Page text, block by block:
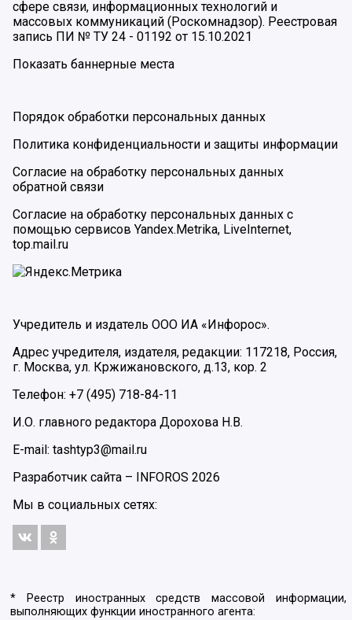
сфере связи, информационных технологий и
массовых коммуникаций (Роскомнадзор). Реестровая
запись ПИ № ТУ 24 - 01192 от 15.10.2021
Показать баннерные места
Порядок обработки персональных данных
Политика конфиденциальности и защиты информации
Согласие на обработку персональных данных
обратной связи
Согласие на обработку персональных данных с
помощью сервисов Yandex.Metrika, LiveInternet,
top.mail.ru
Учредитель и издатель ООО ИА «Инфорос».
Адрес учредителя, издателя, редакции: 117218, Россия,
г. Москва, ул. Кржижановского, д.13, кор. 2
Телефон: +7 (495) 718-84-11
И.О. главного редактора Дорохова Н.В.
E-mail: tashtyp3@mail.ru
Разработчик сайта – INFOROS 2026
Мы в социальных сетях:
* Реестр иностранных средств массовой информации,
выполняющих функции иностранного агента: